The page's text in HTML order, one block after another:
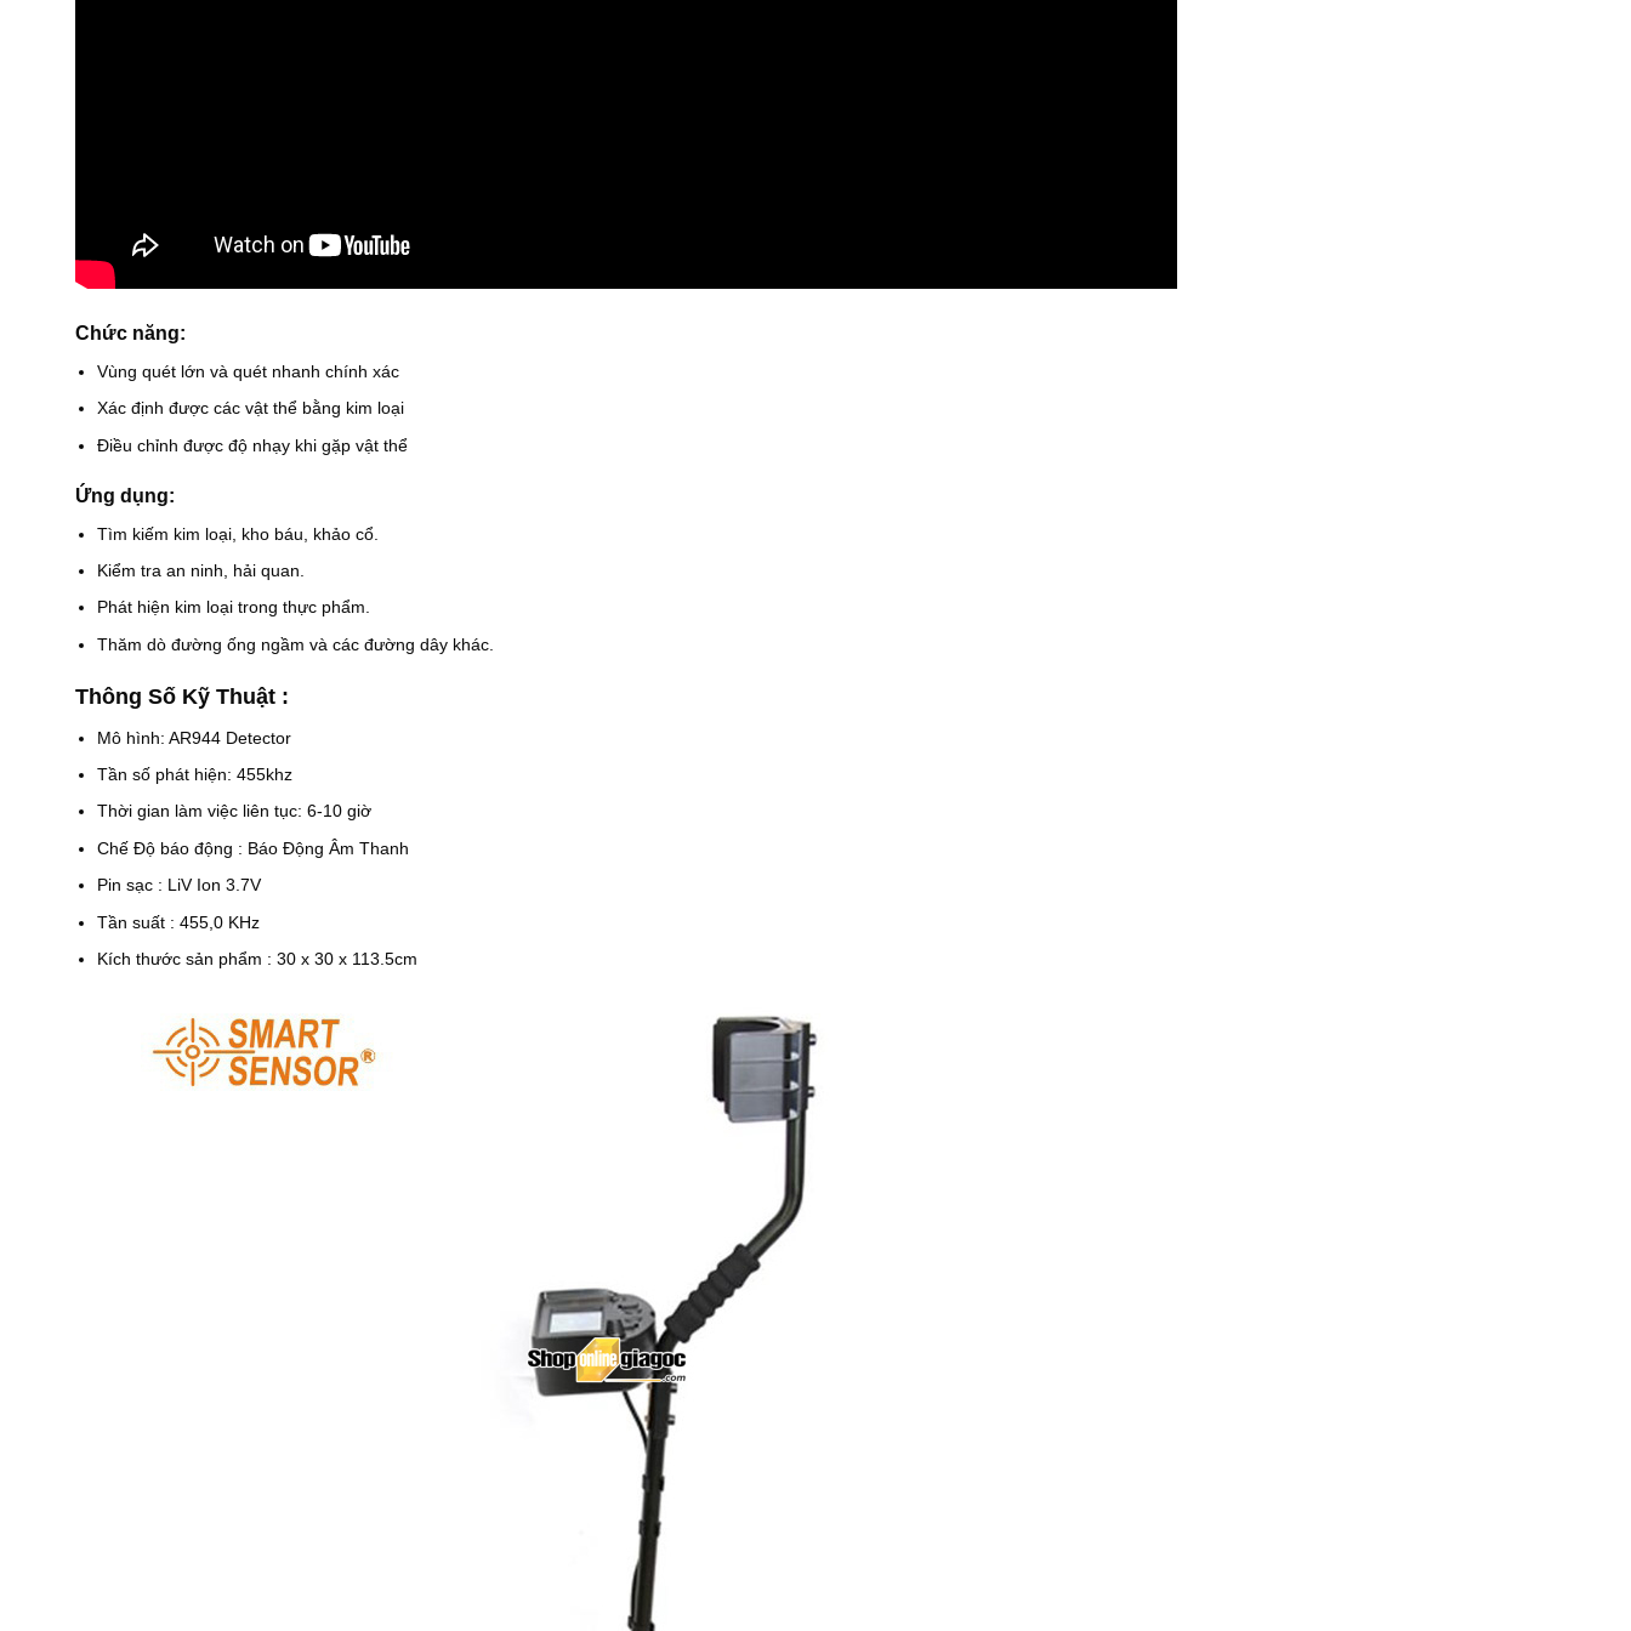
Chức năng:
Vùng quét lớn và quét nhanh chính xác
Xác định được các vật thể bằng kim loại
Điều chỉnh được độ nhạy khi gặp vật thể
Ứng dụng:
Tìm kiếm kim loại, kho báu, khảo cổ.
Kiểm tra an ninh, hải quan.
Phát hiện kim loại trong thực phẩm.
Thăm dò đường ống ngầm và các đường dây khác.
Thông Số Kỹ Thuật :
Mô hình: AR944 Detector
Tần số phát hiện: 455khz
Thời gian làm việc liên tục: 6-10 giờ
Chế Độ báo động : Báo Động Âm Thanh
Pin sạc : LiV Ion 3.7V
Tần suất : 455,0 KHz
Kích thước sản phẩm : 30 x 30 x 113.5cm